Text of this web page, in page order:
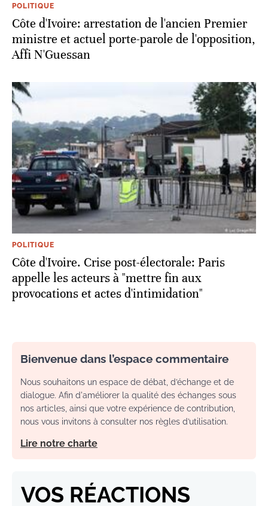
POLITIQUE
Côte d'Ivoire: arrestation de l'ancien Premier
ministre et actuel porte-parole de l'opposition,
Affi N'Guessan
POLITIQUE
Côte d'Ivoire. Crise post-électorale: Paris
appelle les acteurs à "mettre fin aux
provocations et actes d'intimidation"
Bienvenue dans l’espace commentaire
Nous souhaitons un espace de débat, d’échange et de
dialogue. Afin d'améliorer la qualité des échanges sous
nos articles, ainsi que votre expérience de contribution,
nous vous invitons à consulter nos règles d’utilisation.
Lire notre charte
VOS RÉACTIONS